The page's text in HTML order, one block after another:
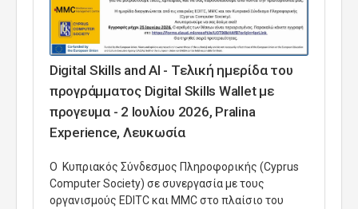
Digital Skills and AI - Τελική ημερίδα του
προγράμματος Digital Skills Wallet με
προγευμα - 2 Ιουλίου 2026, Pralina
Experience, Λευκωσία
Ο Κυπριακός Σύνδεσμος Πληροφορικής (Cyprus
Computer Society) σε συνεργασία με τoυς
οργανισμούς EDITC και ΜΜC στο πλαίσιο του